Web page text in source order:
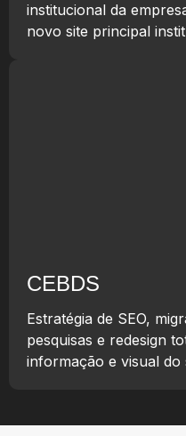
institucional da
novo site principal
CEBDS
Estratégia de SEO,
pesquisas e redesign
informação e visual do